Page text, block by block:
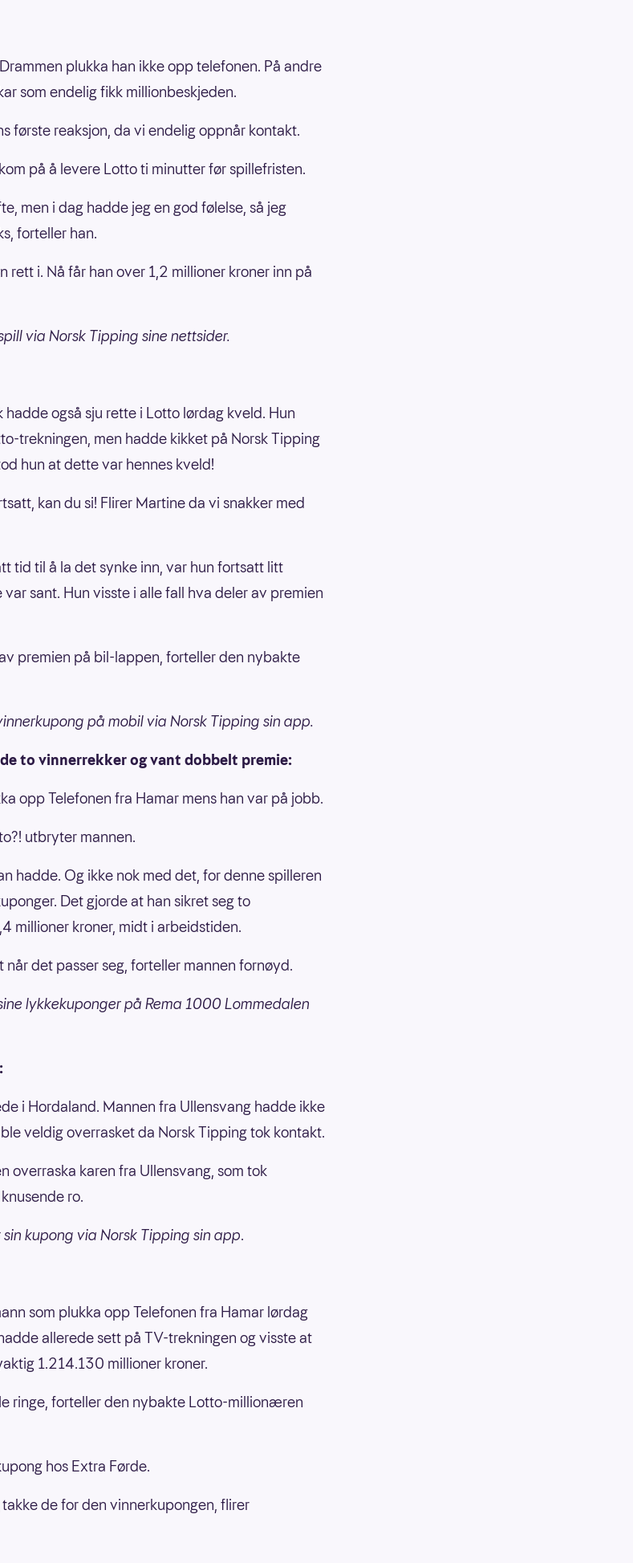
plukka han ikke opp telefonen. På andre
som endelig fikk millionbeskjeden.
første reaksjon, da vi endelig oppnår kontakt.
på å levere Lotto ti minutter før spillefristen.
men i dag hadde jeg en god følelse, så jeg
forteller han.
rett i. Nå får han over 1,2 millioner kroner inn på
via Norsk Tipping sine nettsider.
hadde også sju rette i Lotto lørdag kveld. Hun
trekningen, men hadde kikket på Norsk Tipping
hun at dette var hennes kveld!
kan du si! Flirer Martine da vi snakker med
tid til å la det synke inn, var hun fortsatt litt
sant. Hun visste i alle fall hva deler av premien
premien på bil-lappen, forteller den nybakte
på mobil via Norsk Tipping sin app.
to vinnerrekker og vant dobbelt premie:
opp Telefonen fra Hamar mens han var på jobb.
utbryter mannen.
hadde. Og ikke nok med det, for denne spilleren
Det gjorde at han sikret seg to
millioner kroner, midt i arbeidstiden.
når det passer seg, forteller mannen fornøyd.
lykkekuponger på Rema 1000 Lommedalen
i Hordaland. Mannen fra Ullensvang hadde ikke
veldig overrasket da Norsk Tipping tok kontakt.
overraska karen fra Ullensvang, som tok
ro.
kupong via Norsk Tipping sin app.
som plukka opp Telefonen fra Hamar lørdag
allerede sett på TV-trekningen og visste at
1.214.130 millioner kroner.
ringe, forteller den nybakte Lotto-millionæren
hos Extra Førde.
de for den vinnerkupongen, flirer